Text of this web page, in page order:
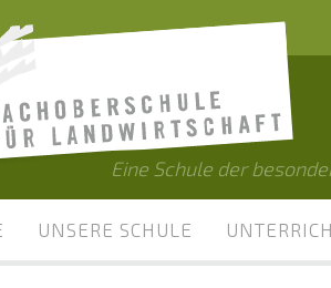
Eine Schule der
UNSERE SCHULE